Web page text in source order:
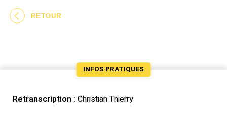
RETOUR
INFOS PRATIQUES
Retranscription : Christian Thierry